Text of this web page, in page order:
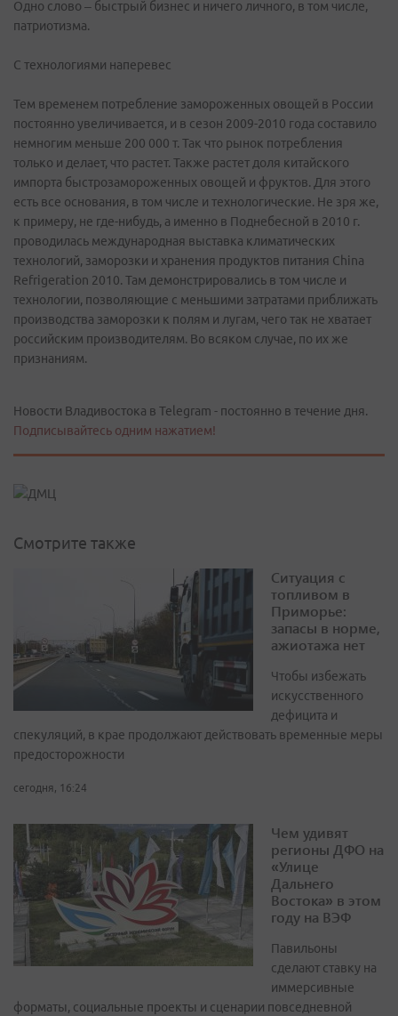
Одно слово – быстрый бизнес и ничего личного, в том числе,
патриотизма.
С технологиями наперевес
Тем временем потребление замороженных овощей в России
постоянно увеличивается, и в сезон 2009-2010 года составило
немногим меньше 200 000 т. Так что рынок потребления
только и делает, что растет. Также растет доля китайского
импорта быстрозамороженных овощей и фруктов. Для этого
есть все основания, в том числе и технологические. Не зря же,
к примеру, не где-нибудь, а именно в Поднебесной в 2010 г.
проводилась международная выставка климатических
технологий, заморозки и хранения продуктов питания China
Refrigeration 2010. Там демонстрировались в том числе и
технологии, позволяющие с меньшими затратами приближать
производства заморозки к полям и лугам, чего так не хватает
российским производителям. Во всяком случае, по их же
признаниям.
Новости Владивостока в Telegram - постоянно в течение дня.
Подписывайтесь одним нажатием!
Смотрите также
Ситуация с
топливом в
Приморье:
запасы в норме,
ажиотажа нет
Чтобы избежать
искусственного
дефицита и
спекуляций, в крае продолжают действовать временные меры
предосторожности
сегодня, 16:24
Чем удивят
регионы ДФО на
«Улице
Дальнего
Востока» в этом
году на ВЭФ
Павильоны
сделают ставку на
иммерсивные
форматы, социальные проекты и сценарии повседневной